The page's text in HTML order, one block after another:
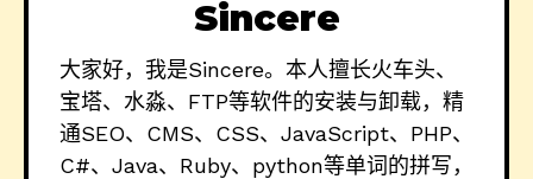
Sincere
大家好，我是Sincere。本人擅长火车头、
宝塔、水淼、FTP等软件的安装与卸载，精
通SEO、CMS、CSS、JavaScript、PHP、
C#、Java、Ruby、python等单词的拼写，